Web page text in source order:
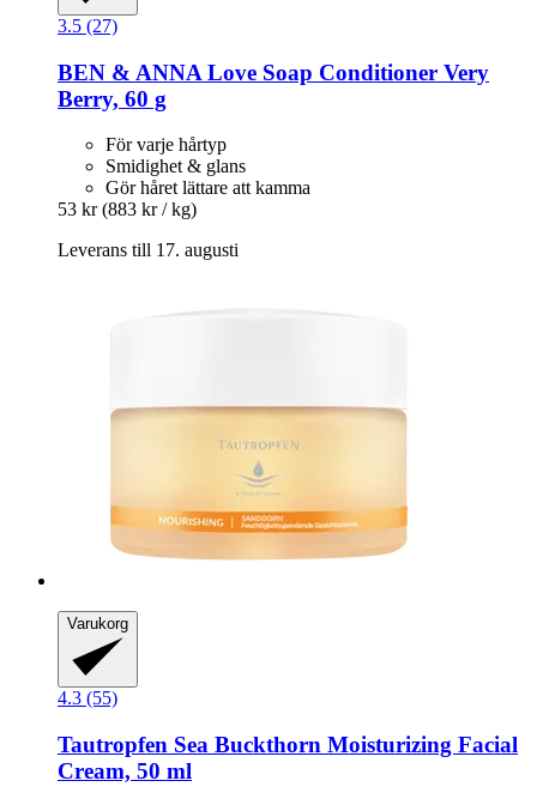
3.5 (27)
BEN & ANNA Love Soap Conditioner Very
Berry, 60 g
För varje hårtyp
Smidighet & glans
Gör håret lättare att kamma
53 kr (883 kr / kg)
Leverans till 17. augusti
Varukorg
4.3 (55)
Tautropfen Sea Buckthorn Moisturizing Facial
Cream, 50 ml